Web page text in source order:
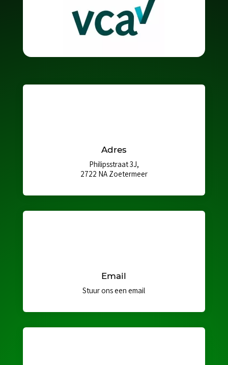
Adres
Philipsstraat 3J,
2722 NA Zoetermeer
Email
Stuur ons een email